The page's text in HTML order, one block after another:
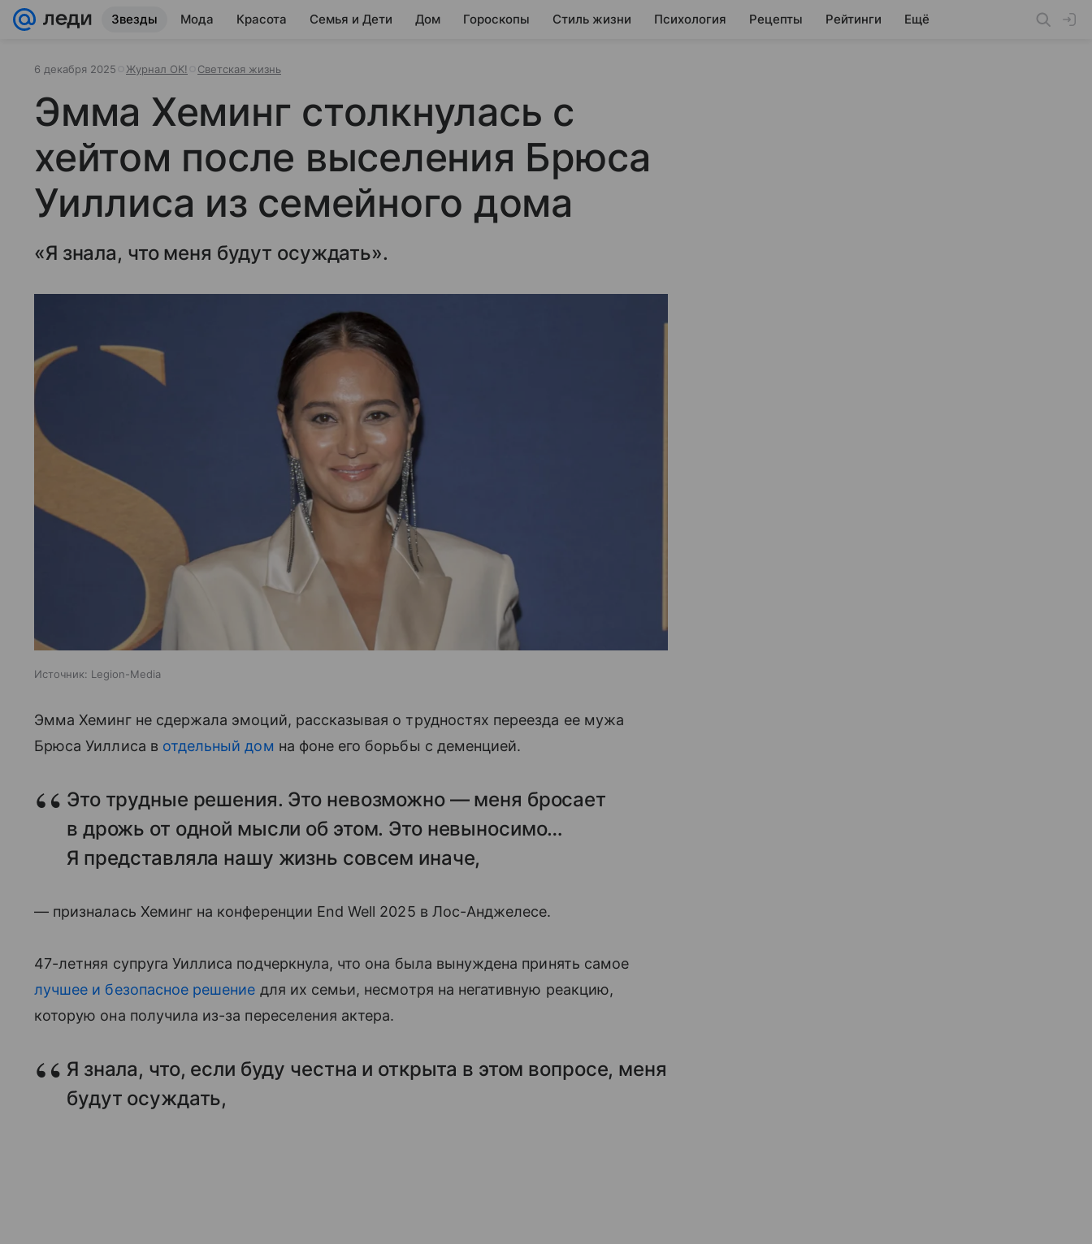
Звезды Мода Красота Семья и Дети Дом Гороскопы Стиль жизни Психология Рецепты Рейтинги Ещё
6 декабря 2025 Журнал OK! Светская жизнь
Эмма Хеминг столкнулась с
хейтом после выселения Брюса
Уиллиса из семейного дома
«Я знала, что меня будут осуждать».
Источник: Legion-Media
Эмма Хеминг не сдержала эмоций, рассказывая о трудностях переезда ее мужа
Брюса Уиллиса в отдельный дом на фоне его борьбы с деменцией.
Это трудные решения. Это невозможно — меня бросает
в дрожь от одной мысли об этом. Это невыносимо…
Я представляла нашу жизнь совсем иначе,
— призналась Хеминг на конференции End Well 2025 в Лос-Анджелесе.
47-летняя супруга Уиллиса подчеркнула, что она была вынуждена принять самое
лучшее и безопасное решение для их семьи, несмотря на негативную реакцию,
которую она получила из-за переселения актера.
Я знала, что, если буду честна и открыта в этом вопросе, меня
будут осуждать,